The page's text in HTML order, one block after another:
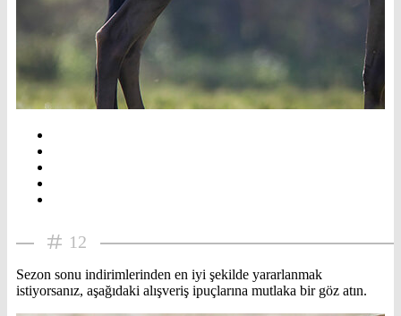
12
Sezon sonu indirimlerinden en iyi şekilde yararlanmak
istiyorsanız, aşağıdaki alışveriş ipuçlarına mutlaka bir göz atın.